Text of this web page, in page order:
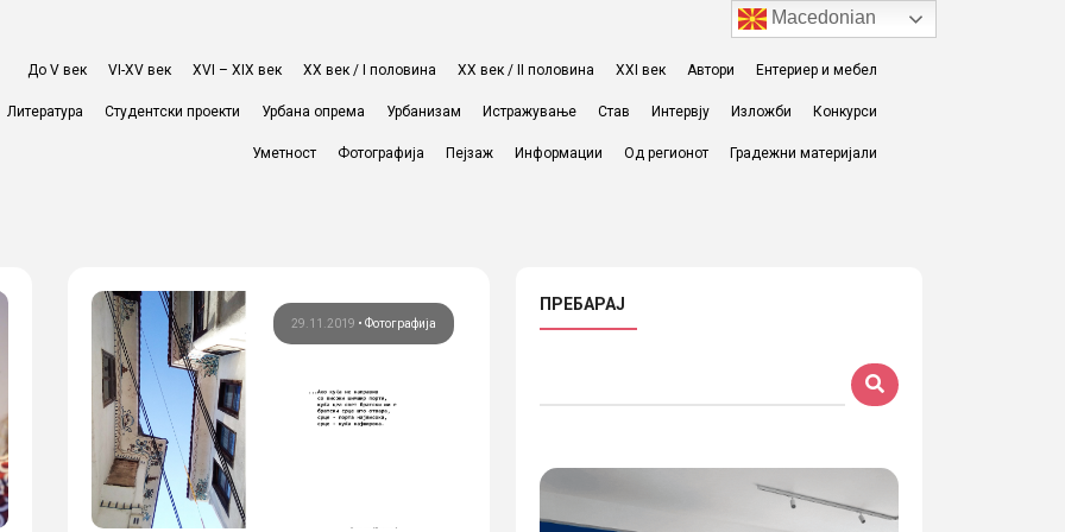
До V век VI-XV век XVI – XIX век ХХ век / I половина ХХ век / II половина XXI век Автори Ентериер и мебел
Литература Студентски проекти Урбана опрема Урбанизам Истражување Став Интервју Изложби Конкурси
Уметност Фотографија Пејзаж Информации Од регионот Градежни материјали
29.11.2019 • Фотографија
ПРЕБАРАЈ
Macedonian